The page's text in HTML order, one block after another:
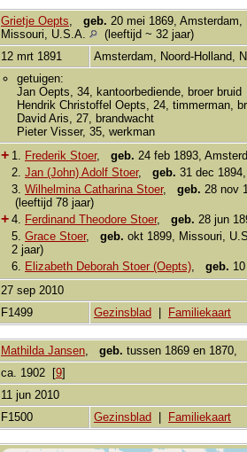
Grietje Oepts geb. 20 mei 1869, Amsterdam,
Missouri, U.S.A.
(leeftijd ~ 32 jaar)
12 mrt 1891 Amsterdam, Noord-Holland,
getuigen:
Jan Oepts, 34, kantoorbediende, broer bruid
Hendrik Christoffel Oepts, 24, timmerman,
David Aris, 27, brandwacht
Pieter Visser, 35, werkman
+ 1. Frederik Stoer, geb. 24 feb 1893,
2. Jan (John) Adolf Stoer, geb. 31 dec
3. Wilhelmina Catharina Stoer, geb. 28 nov
(leeftijd 78 jaar)
+ 4. Ferdinand Theodore Stoer, geb. 28 jun
5. Grace Stoer, geb. okt 1899, Missouri,
2 jaar)
6. Elizabeth Deborah Stoer (Oepts) geb.
27 sep 2010
F1499 Gezinsblad | Familiekaart
Mathilda Jansen geb. tussen 1869 en 1870,
ca. 1902 [9]
11 jun 2010
F1500 Gezinsblad | Familiekaart